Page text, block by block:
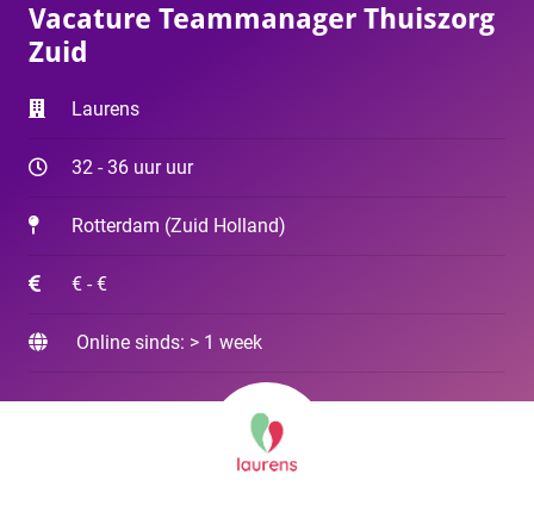
Vacature Teammanager Thuiszorg
Zuid
Laurens
32 - 36 uur uur
Rotterdam (Zuid Holland)
€ - €
Online sinds: > 1 week